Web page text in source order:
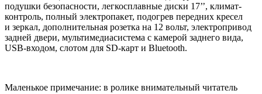
подушки безопасности, легкосплавные диски 17’’, климат-
контроль, полный электропакет, подогрев передних кресел
и зеркал, дополнительная розетка на 12 вольт, электропривод
задней двери, мультимедиасистема с камерой заднего вида,
USB-входом, слотом для SD-карт и Bluetooth.
Маленькое примечание: в ролике внимательный читатель